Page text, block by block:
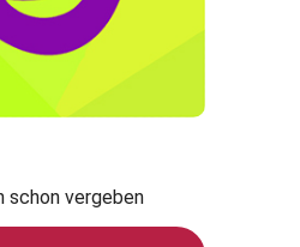
schon vergeben